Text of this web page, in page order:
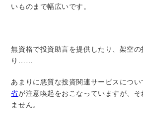
いものまで幅広いです。
無資格で投資助言を提供したり、架空
り……
あまりに悪質な投資関連サービスについ
省が注意喚起をおこなっていますが、
ません。